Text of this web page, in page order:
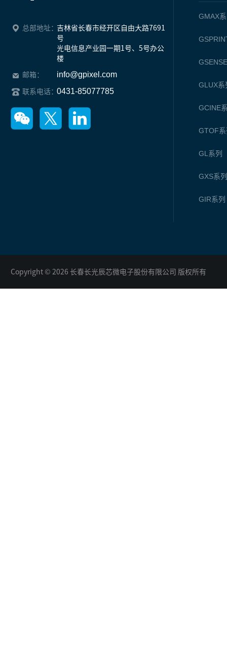
总部地址：吉林省长春市经开区自由大路7691
号
光电信息产业园一期1号、5号办公
楼
邮箱： info@gpixel.com
联系电话：0431-85077785
GMAX
GLUX系
GCINE
GTOF
GL 系列
GXS系
GIR系列
Copyright © 2026 长春长光辰芯微电子股份有限公司 版权所有